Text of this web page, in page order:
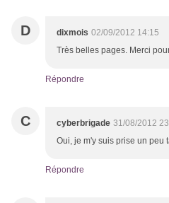
D dixmois 02/09/2012 14:15
Très belles pages. Merci
Répondre
C cyberbrigade 31/08/2012
Oui, je m'y suis prise un peu
Répondre